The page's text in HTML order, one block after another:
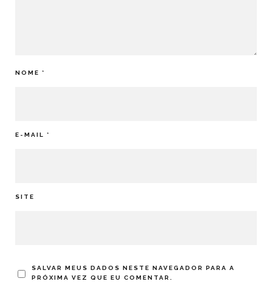
NOME *
E-MAIL *
SITE
SALVAR MEUS DADOS NESTE NAVEGADOR PARA A
PRÓXIMA VEZ QUE EU COMENTAR.